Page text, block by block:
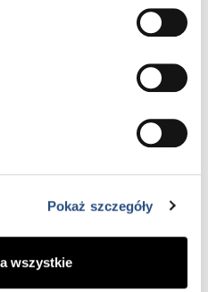
Pokaż szczegóły
wszystkie
pomocą miękkiej